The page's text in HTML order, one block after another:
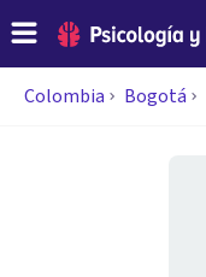
Colombia Bogotá